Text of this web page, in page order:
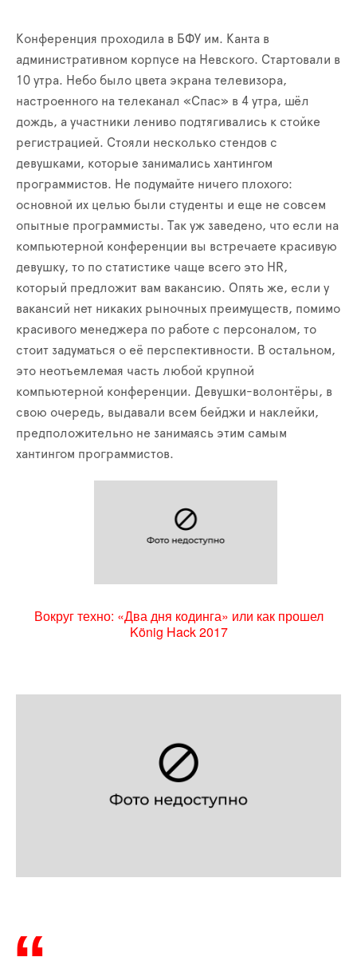
Конференция проходила в БФУ им. Канта в
административном корпусе на Невского. Стартовали в
10 утра. Небо было цвета экрана телевизора,
настроенного на телеканал «Спас» в 4 утра, шёл
дождь, а участники лениво подтягивались к стойке
регистрацией. Стояли несколько стендов с
девушками, которые занимались хантингом
программистов. Не подумайте ничего плохого:
основной их целью были студенты и еще не совсем
опытные программисты. Так уж заведено, что если на
компьютерной конференции вы встречаете красивую
девушку, то по статистике чаще всего это HR,
который предложит вам вакансию. Опять же, если у
вакансий нет никаких рыночных преимуществ, помимо
красивого менеджера по работе с персоналом, то
стоит задуматься о её перспективности. В остальном,
это неотъемлемая часть любой крупной
компьютерной конференции. Девушки-волонтёры, в
свою очередь, выдавали всем бейджи и наклейки,
предположительно не занимаясь этим самым
хантингом программистов.
Вокруг техно: «Два дня кодинга» или как прошел
König Hack 2017